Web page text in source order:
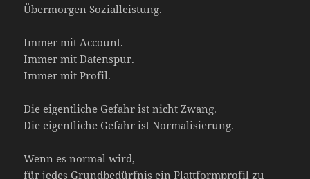
Übermorgen Sozialleistung.
Immer mit Account.
Immer mit Datenspur.
Immer mit Profil.
Die eigentliche Gefahr ist nicht Zwang.
Die eigentliche Gefahr ist Normalisierung.
Wenn es normal wird,
für jedes Grundbedürfnis ein Plattformprofil zu